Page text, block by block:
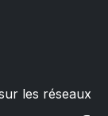
les réseaux